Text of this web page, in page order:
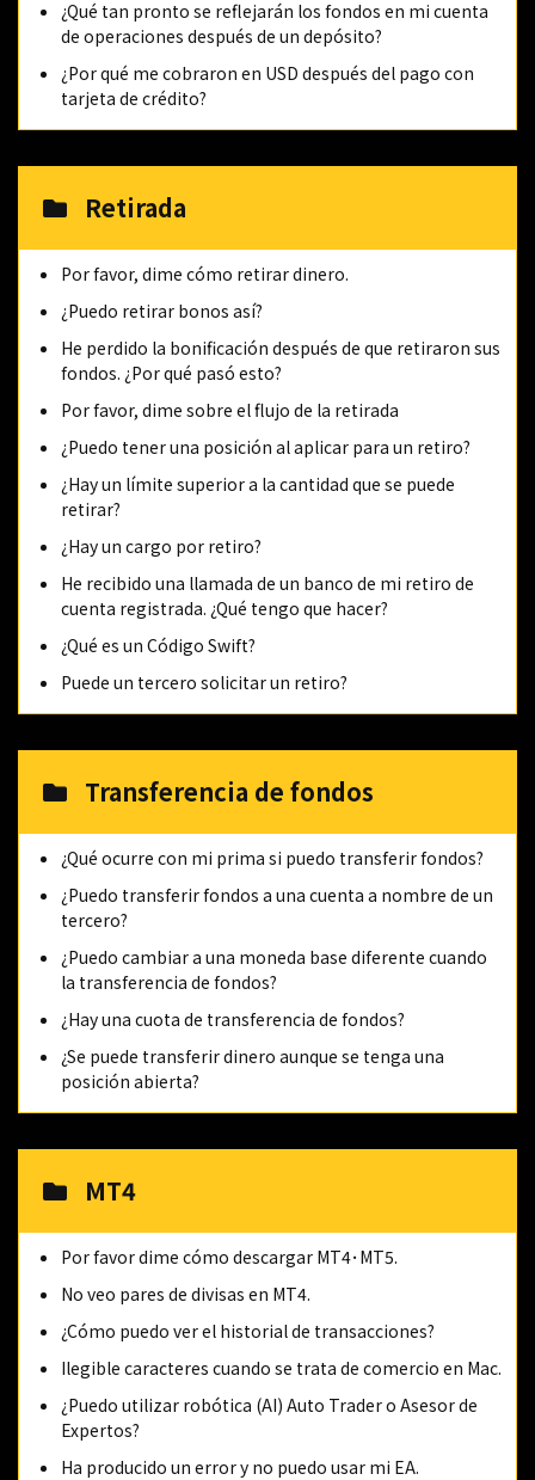
¿Qué tan pronto se reflejarán los fondos en mi cuenta
de operaciones después de un depósito?
¿Por qué me cobraron en USD después del pago con
tarjeta de crédito?
Retirada
Por favor, dime cómo retirar dinero.
¿Puedo retirar bonos así?
He perdido la bonificación después de que retiraron sus
fondos. ¿Por qué pasó esto?
Por favor, dime sobre el flujo de la retirada
¿Puedo tener una posición al aplicar para un retiro?
¿Hay un límite superior a la cantidad que se puede
retirar?
¿Hay un cargo por retiro?
He recibido una llamada de un banco de mi retiro de
cuenta registrada. ¿Qué tengo que hacer?
¿Qué es un Código Swift?
Puede un tercero solicitar un retiro?
Transferencia de fondos
¿Qué ocurre con mi prima si puedo transferir fondos?
¿Puedo transferir fondos a una cuenta a nombre de un
tercero?
¿Puedo cambiar a una moneda base diferente cuando
la transferencia de fondos?
¿Hay una cuota de transferencia de fondos?
¿Se puede transferir dinero aunque se tenga una
posición abierta?
MT4
Por favor dime cómo descargar MT4･MT5.
No veo pares de divisas en MT4.
¿Cómo puedo ver el historial de transacciones?
Ilegible caracteres cuando se trata de comercio en Mac.
¿Puedo utilizar robótica (AI) Auto Trader o Asesor de
Expertos?
Ha producido un error y no puedo usar mi EA.